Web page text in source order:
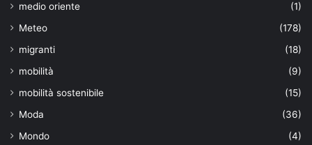
medio oriente
(1)
Meteo
(178)
migranti
(18)
mobilità
(9)
mobilità sostenibile
(15)
Moda
(36)
Mondo
(4)